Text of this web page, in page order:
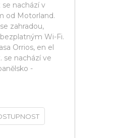
nachází v
od Motorland.
zahradou,
Wi-Fi.
Orrios, en el
se nachází ve
-